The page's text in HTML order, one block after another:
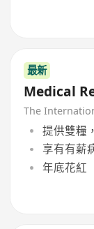
最新
Medical
The
提供雙糧
享有有薪
年底花紅